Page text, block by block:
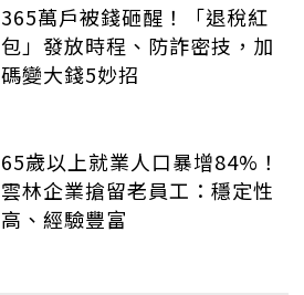
365萬戶被錢砸醒！「退稅紅
包」發放時程、防詐密技，加
碼變大錢5妙招
65歲以上就業人口暴增84%！
雲林企業搶留老員工：穩定性
高、經驗豐富